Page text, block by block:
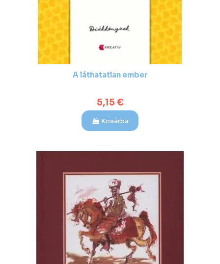
A láthatatlan ember
5,15 €
Kosárba